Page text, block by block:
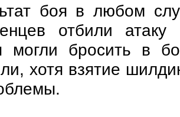
боя в любом
отбили атаку
могли бросить в
хотя взятие